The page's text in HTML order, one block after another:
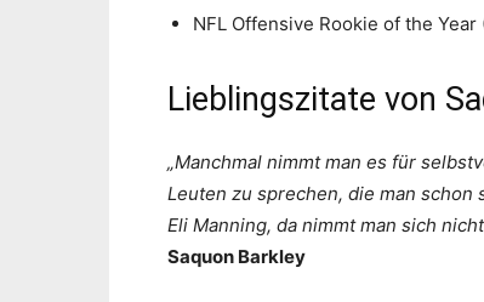
NFL Offensive Rookie of the Year
Lieblingszitate von
„Manchmal nimmt man es für
Leuten zu sprechen, die man
Eli Manning, da nimmt man sich
Saquon Barkley